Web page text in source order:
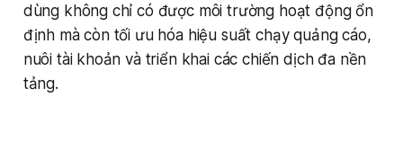
dùng không chỉ có được môi trường hoạt động ổn
định mà còn tối ưu hóa hiệu suất chạy quảng cáo,
nuôi tài khoản và triển khai các chiến dịch đa nền
tảng.